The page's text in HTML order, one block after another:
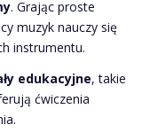
. Grając proste
muzyk nauczy się
instrumentu.
edukacyjne, takie
ćwiczenia